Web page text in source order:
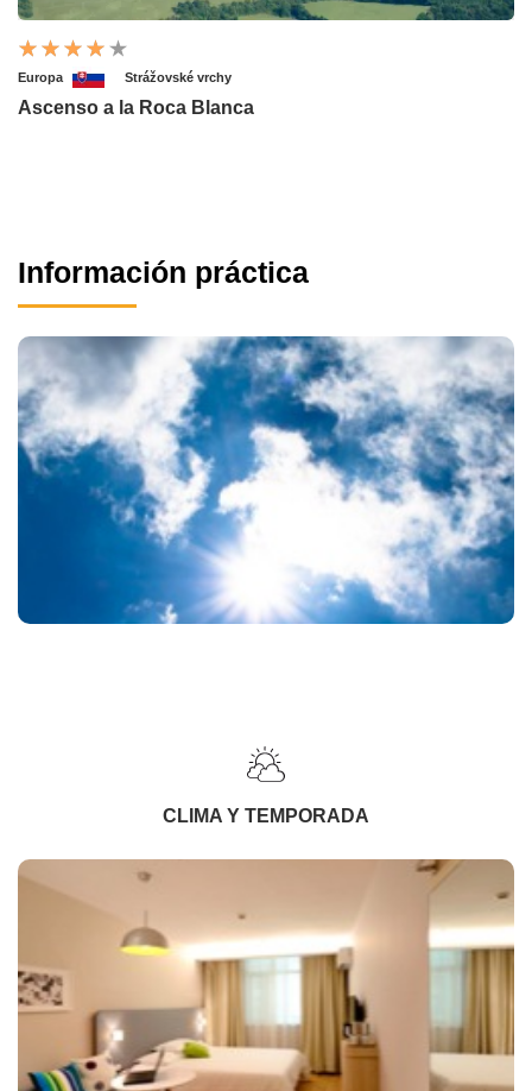
Europa Strážovské vrchy
Ascenso a la Roca Blanca
Información práctica
CLIMA Y TEMPORADA